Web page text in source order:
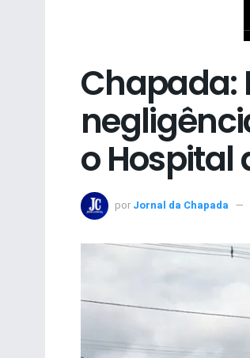
Chapada:
o Hospital
por Jornal da Chapada